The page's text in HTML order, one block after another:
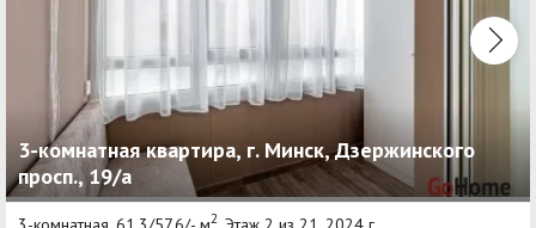
3-комнатная квартира, г. Минск, Дзержинского
просп., 19/а
2